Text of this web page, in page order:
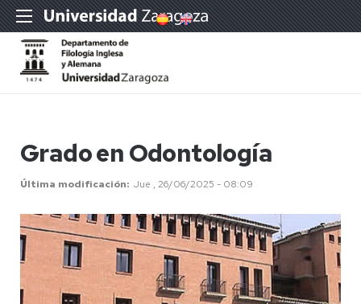
Grado en Odontología
Última modificación Jue , 26/06/2025 - 08:09